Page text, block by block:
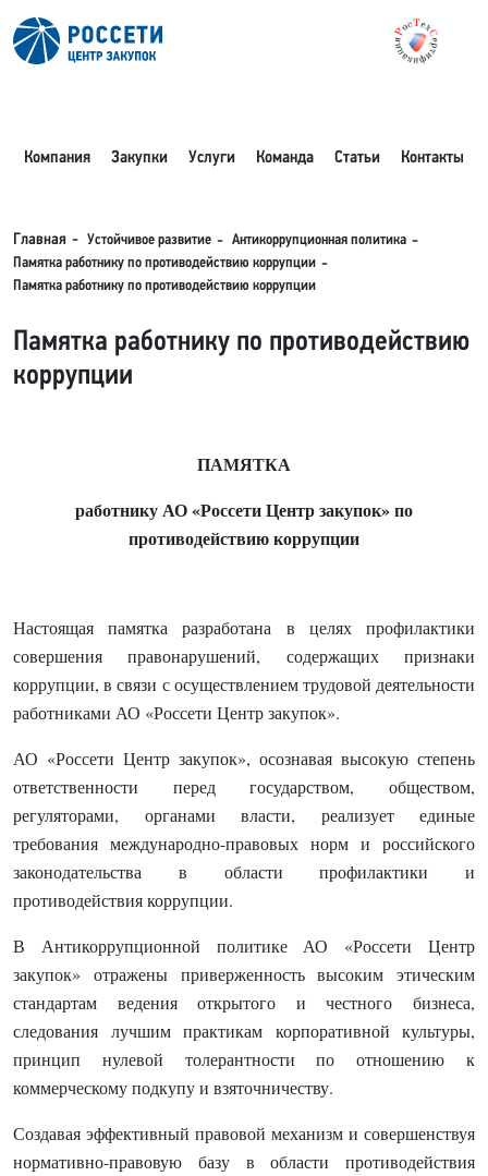
Компания Закупки Услуги Команда Статьи Контакты
Главная Устойчивое развитие
Антикоррупционная политика
Памятка работнику по противодействию коррупции
Памятка работнику по противодействию коррупции
Памятка работнику по противодействию
коррупции
ПАМЯТКА
работнику АО «Россети Центр закупок» по
противодействию коррупции
Настоящая памятка разработана в целях профилактики
совершения правонарушений, содержащих признаки
коррупции, в связи с осуществлением трудовой деятельности
работниками АО «Россети Центр закупок».
АО «Россети Центр закупок», осознавая высокую степень
ответственности перед государством, обществом,
регуляторами, органами власти, реализует единые
требования международно-правовых норм и российского
законодательства в области профилактики и
противодействия коррупции.
В Антикоррупционной политике АО «Россети Центр
закупок» отражены приверженность высоким этическим
стандартам ведения открытого и честного бизнеса,
следования лучшим практикам корпоративной культуры,
принцип нулевой толерантности по отношению к
коммерческому подкупу и взяточничеству.
Создавая эффективный правовой механизм и совершенствуя
нормативно-правовую базу в области противодействия